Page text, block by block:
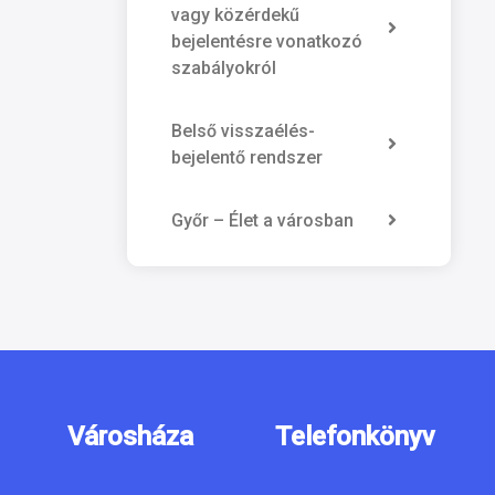
vagy közérdekű
bejelentésre vonatkozó
szabályokról
Belső visszaélés-
bejelentő rendszer
Győr – Élet a városban
Városháza Telefonkönyv